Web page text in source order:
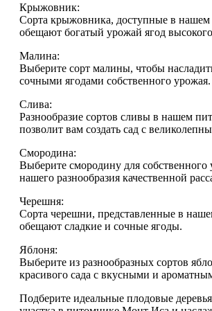
Крыжовник:
Сорта крыжовника, доступные в
обещают богатый урожай ягод высокого
Малина:
Выберите сорт малины, чтобы
сочными ягодами собственного урожая.
Слива:
Разнообразие сортов сливы в нашем
позволит вам создать сад с
Смородина:
Выберите смородину для собственного
нашего разнообразия качественной
Черешня:
Сорта черешни, представленные в
обещают сладкие и сочные ягоды.
Яблоня:
Выберите из разнообразных сортов
красивого сада с вкусными и
Подберите идеальные плодовые